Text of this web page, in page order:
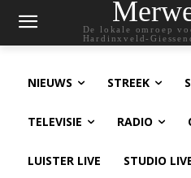
De lokale omroep
Hardinxveld-
NIEUWS STREEK
TELEVISIE RADIO
LUISTER LIVE STUDIO